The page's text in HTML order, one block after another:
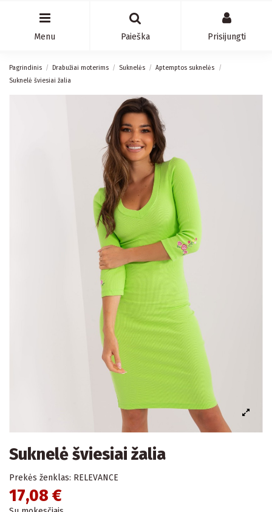
Menu Paieška Prisijungti
Pagrindinis Drabužiai moterims Suknelės
Aptemptos suknelės
Suknelė šviesiai žalia
Suknelė šviesiai žalia
Prekės ženklas: RELEVANCE
17,08 €